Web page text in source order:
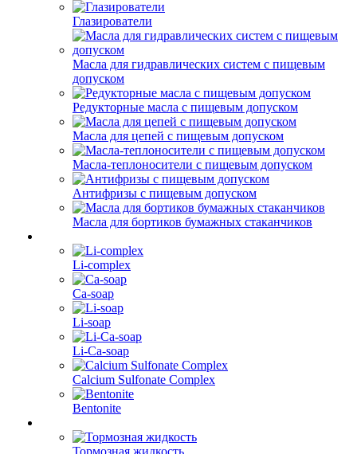
Глазирователи
Масла для гидравлических систем с пищевым
допуском
Редукторные масла с пищевым допуском
Масла для цепей с пищевым допуском
Масла-теплоносители с пищевым допуском
Антифризы с пищевым допуском
Масла для бортиков бумажных стаканчиков
Li-complex
Ca-soap
Li-soap
Li-Ca-soap
Calcium Sulfonate Complex
Bentonite
Тормозная жидкость